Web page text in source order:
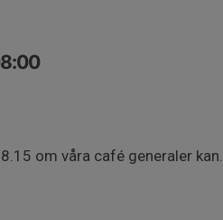
om våra café generaler kan.